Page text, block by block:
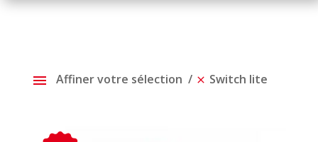
Affiner votre sélection Switch lite